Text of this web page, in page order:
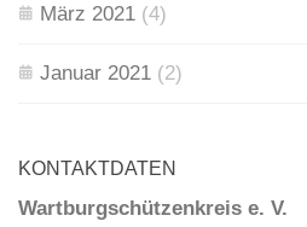
März 2021 (4)
Januar 2021 (2)
KONTAKTDATEN
Wartburgschützenkreis e. V.